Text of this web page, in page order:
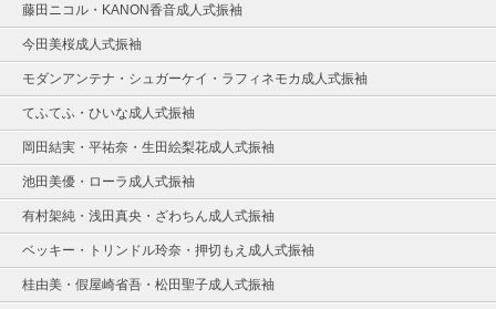
藤田ニコル・KANON香音成人式振袖
今田美桜成人式振袖
モダンアンテナ・シュガーケイ・ラフィネモカ成人式振袖
てふてふ・ひいな成人式振袖
岡田結実・平祐奈・生田絵梨花成人式振袖
池田美優・ローラ成人式振袖
有村架純・浅田真央・ざわちん成人式振袖
ベッキー・トリンドル玲奈・押切もえ成人式振袖
桂由美・假屋崎省吾・松田聖子成人式振袖